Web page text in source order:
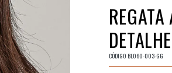
CÓDIGO BL060-003-GG